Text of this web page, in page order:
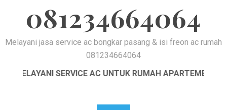
081234664064
Melayani jasa service ac bongkar pasang & isi freon ac rumah
081234664064
SERVICE AC UNTUK RUMAH APARTEMEN DAN